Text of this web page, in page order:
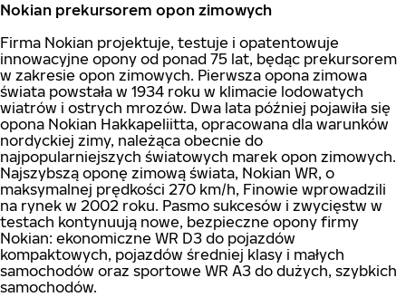
Nokian prekursorem opon zimowych
Firma Nokian projektuje, testuje i opatentowuje
innowacyjne opony od ponad 75 lat, będąc prekursorem
w zakresie opon zimowych. Pierwsza opona zimowa
świata powstała w 1934 roku w klimacie lodowatych
wiatrów i ostrych mrozów. Dwa lata później pojawiła się
opona Nokian Hakkapeliitta, opracowana dla warunków
nordyckiej zimy, należąca obecnie do
najpopularniejszych światowych marek opon zimowych.
Najszybszą oponę zimową świata, Nokian WR, o
maksymalnej prędkości 270 km/h, Finowie wprowadzili
na rynek w 2002 roku. Pasmo sukcesów i zwycięstw w
testach kontynuują nowe, bezpieczne opony firmy
Nokian: ekonomiczne WR D3 do pojazdów
kompaktowych, pojazdów średniej klasy i małych
samochodów oraz sportowe WR A3 do dużych, szybkich
samochodów.